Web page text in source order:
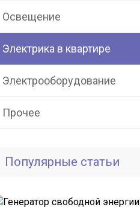
Освещение
Электрика в квартире
Электрооборудование
Прочее
Популярные статьи